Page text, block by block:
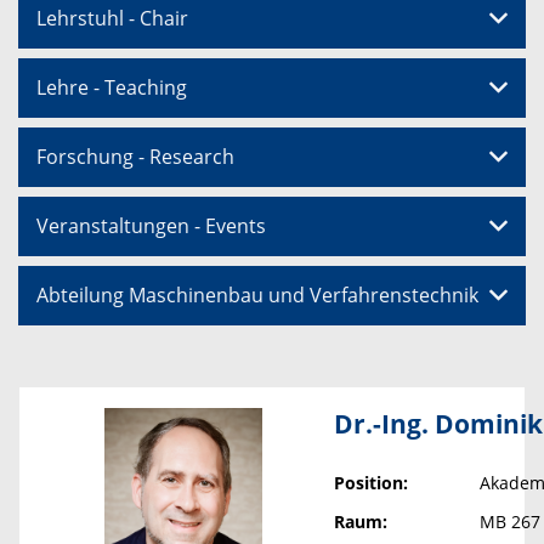
Lehrstuhl - Chair
Lehre - Teaching
Forschung - Research
Veranstaltungen - Events
Abteilung Maschinenbau und Verfahrenstechnik
Dr.-Ing.
Position:
Raum:
MB 267